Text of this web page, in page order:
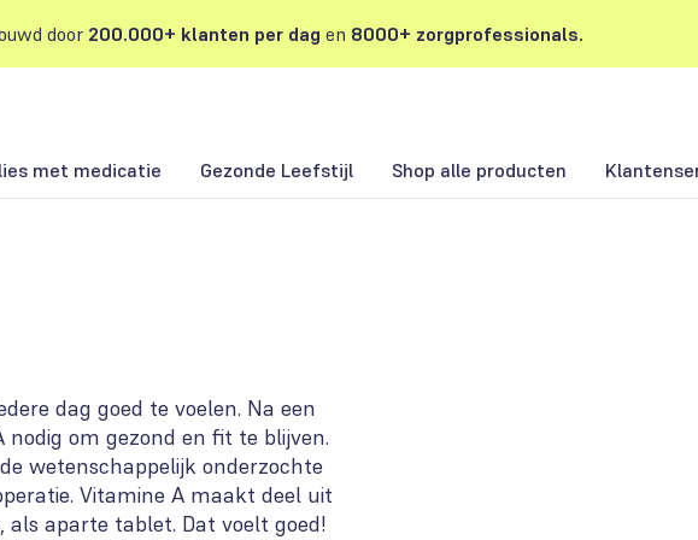
door 200.000+ klanten per dag en 8000+ zorgprofessionals.
met medicatie Gezonde Leefstijl Shop alle producten
dag goed te voelen. Na een
nodig om gezond en fit te blijven.
wetenschappelijk onderzochte
Vitamine A maakt deel uit
aparte tablet. Dat voelt goed!